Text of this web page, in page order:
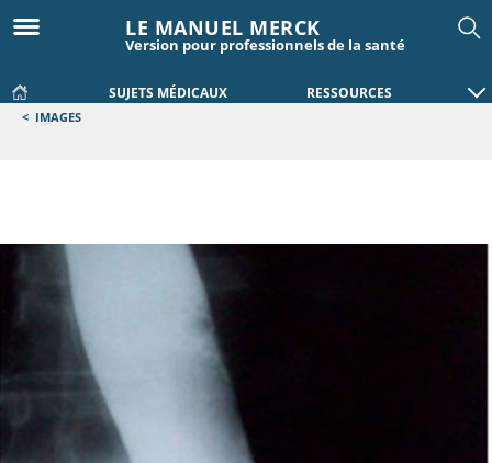
LE MANUEL MERCK
Version pour professionnels de la santé
SUJETS MÉDICAUX RESSOURCES
< IMAGES